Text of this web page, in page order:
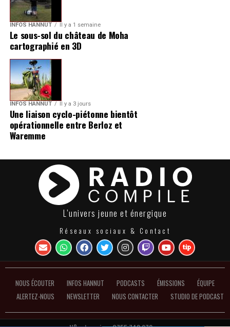
INFOS HANNUT Il y a 1 semaine
Le sous-sol du château de Moha
cartographié en 3D
INFOS HANNUT Il y a 3 jours
Une liaison cyclo-piétonne bientôt
opérationnelle entre Berloz et
Waremme
L’univers jeune et énergique
Réseaux sociaux & Contact
NOUS ÉCOUTER INFOS HANNUT PODCASTS ÉMISSIONS
ÉQUIPE
ALERTEZ-NOUS
NEWSLETTER NOUS CONTACTER STUDIO DE PODCAST